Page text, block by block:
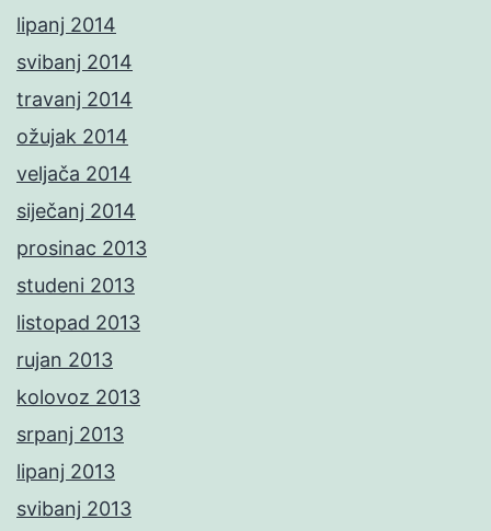
lipanj 2014
svibanj 2014
travanj 2014
ožujak 2014
veljača 2014
siječanj 2014
prosinac 2013
studeni 2013
listopad 2013
rujan 2013
kolovoz 2013
srpanj 2013
lipanj 2013
svibanj 2013